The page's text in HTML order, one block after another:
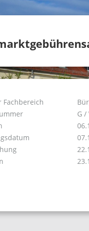
Fachbereich
G /